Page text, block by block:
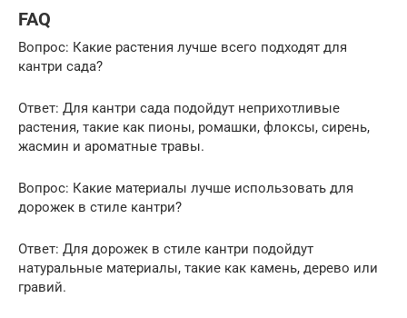
FAQ
Вопрос: Какие растения лучше всего подходят для
кантри сада?
Ответ: Для кантри сада подойдут неприхотливые
растения, такие как пионы, ромашки, флоксы, сирень,
жасмин и ароматные травы.
Вопрос: Какие материалы лучше использовать для
дорожек в стиле кантри?
Ответ: Для дорожек в стиле кантри подойдут
натуральные материалы, такие как камень, дерево или
гравий.